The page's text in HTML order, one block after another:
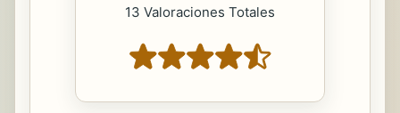
13 Valoraciones Totales